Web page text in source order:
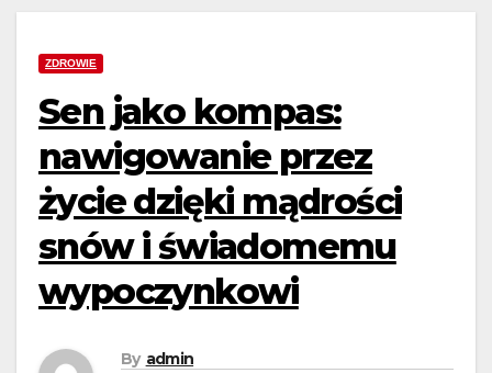
ZDROWIE
Sen jako kompas:
nawigowanie przez
życie dzięki mądrości
snów i świadomemu
wypoczynkowi
By admin